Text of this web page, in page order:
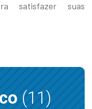
satisfazer suas
(11)